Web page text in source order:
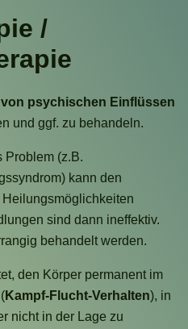
/
von psychischen Einflüssen
und ggf. zu behandeln.
Problem (z.B.
kann den
sind dann ineffektiv.
behandelt werden.
den Körper permanent im
Kampf-Flucht-Verhalten), in
nicht in der Lage zu